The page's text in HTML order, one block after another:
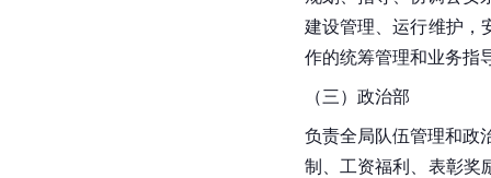
建设管理、运行维护，
作的统筹管理和业务指
（三）政治部
负责全局队伍管理和政
制、工资福利、表彰奖